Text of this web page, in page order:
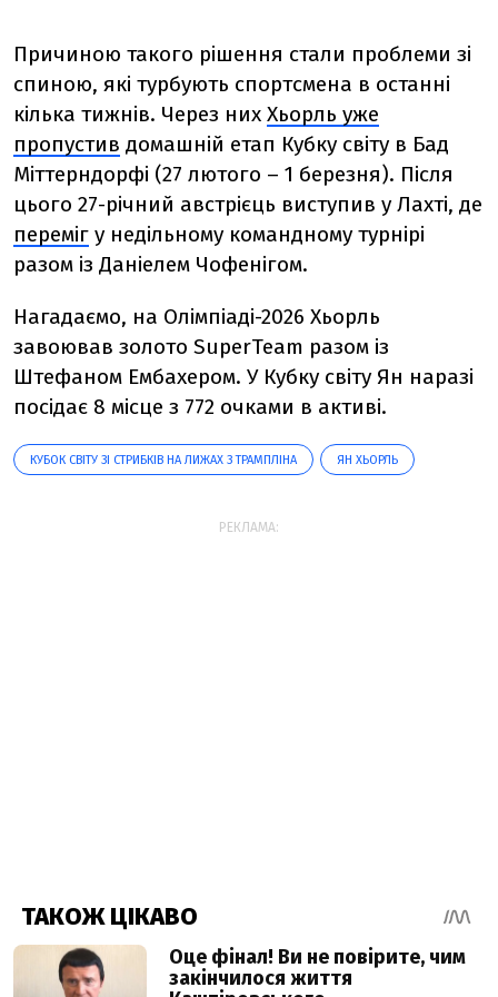
Причиною такого рішення стали проблеми зі
спиною, які турбують спортсмена в останні
кілька тижнів. Через них Хьорль уже
пропустив домашній етап Кубку світу в Бад
Міттерндорфі (27 лютого – 1 березня). Після
цього 27-річний австрієць виступив у Лахті, де
переміг у недільному командному турнірі
разом із Даніелем Чофенігом.
Нагадаємо, на Олімпіаді-2026 Хьорль
завоював золото SuperTeam разом із
Штефаном Ембахером. У Кубку світу Ян наразі
посідає 8 місце з 772 очками в активі.
КУБОК СВІТУ ЗІ СТРИБКІВ НА ЛИЖАХ З ТРАМПЛІНА ЯН ХЬОРЛЬ
РЕКЛАМА: